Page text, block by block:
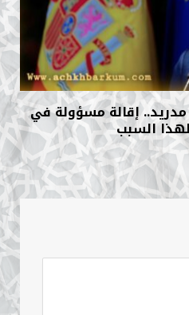
إقالة مسؤولة في
السبب